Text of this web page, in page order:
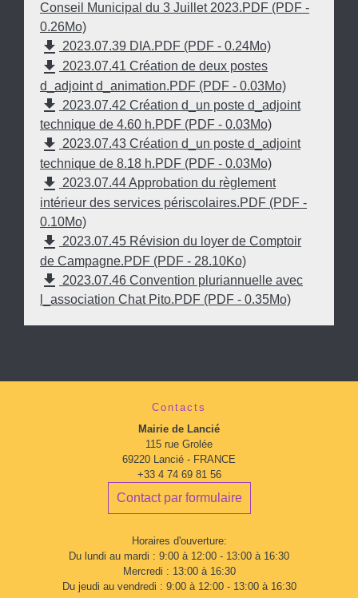
Conseil Municipal du 3 Juillet 2023.PDF (PDF -
0.26Mo)
file_download 2023.07.39 DIA.PDF (PDF - 0.24Mo)
file_download 2023.07.41 Création de deux postes
d_adjoint d_animation.PDF (PDF - 0.03Mo)
file_download 2023.07.42 Création d_un poste d_adjoint
technique de 4.60 h.PDF (PDF - 0.03Mo)
file_download 2023.07.43 Création d_un poste d_adjoint
technique de 8.18 h.PDF (PDF - 0.03Mo)
file_download 2023.07.44 Approbation du règlement
intérieur des services périscolaires.PDF (PDF -
0.10Mo)
file_download 2023.07.45 Révision du loyer de Comptoir
de Campagne.PDF (PDF - 28.10Ko)
file_download 2023.07.46 Convention pluriannuelle avec
l_association Chat Pito.PDF (PDF - 0.35Mo)
Contacts
Mairie de Lancié
115 rue Grolée
69220 Lancié - FRANCE
+33 4 74 69 81 56
Contact par formulaire
Horaires d'ouverture:
Du lundi au mardi : 9:00 à 12:00 - 13:00 à 16:30
Mercredi : 13:00 à 16:30
Du jeudi au vendredi : 9:00 à 12:00 - 13:00 à 16:30